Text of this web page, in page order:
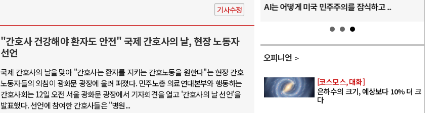
기사수정
"간호사 건강해야 환자도 안전" 국제 간호사의 날, 현장 노동자
선언
국제 간호사의 날을 맞아 "간호사는 환자를 지키는 간호노동을 원한다"는 현장 간호
노동자들의 외침이 광화문 광장에 울려 퍼졌다. 민주노총 의료연대본부와 행동하는
간호사회는 12일 오전 서울 광화문 광장에서 기자회견을 열고 '간호사의 날 선언'을
발표했다. 선언에 참여한 간호사들은 "병원...
하마스, 가자 통치권 이양으로 휴전 의지..
AI는 어떻게 미국 민주주의를 잠식하고 ..
오피니언
[코스모스, 대화]
은하수의 크기, 예상보다 10% 더 크
다